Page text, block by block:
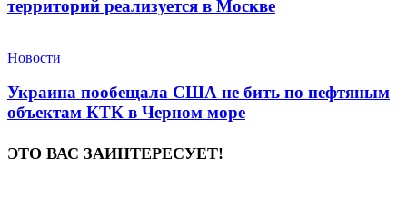
территорий реализуется в Москве
Новости
Украина пообещала США не бить по нефтяным
объектам КТК в Черном море
ЭТО ВАС ЗАИНТЕРЕСУЕТ!